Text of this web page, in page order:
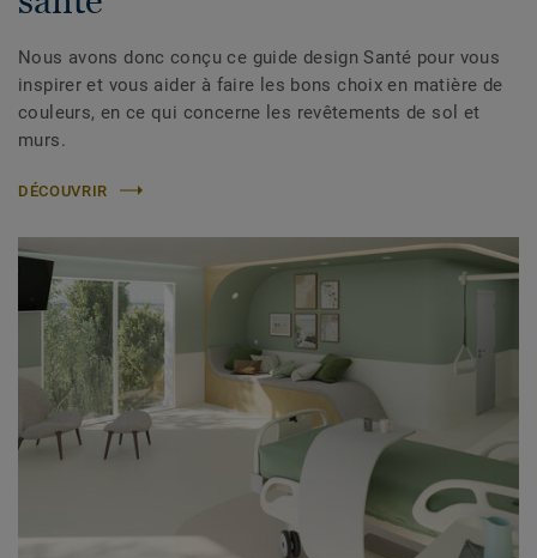
Nous avons donc conçu ce guide design Santé pour vous
inspirer et vous aider à faire les bons choix en matière de
couleurs, en ce qui concerne les revêtements de sol et
murs.
DÉCOUVRIR